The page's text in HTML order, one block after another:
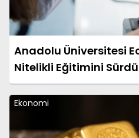
Anadolu Üniversitesi
Nitelikli Eğitimini
Ekonomi